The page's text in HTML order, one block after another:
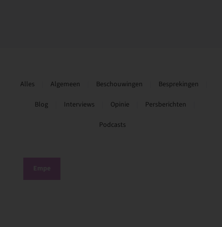
Alles Algemeen Beschouwingen Besprekingen
Blog Interviews Opinie Persberichten
Podcasts